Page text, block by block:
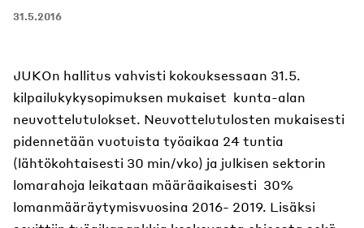
31.5.2016
JUKOn hallitus vahvisti kokouksessaan 31.5.
kilpailukykysopimuksen mukaiset kunta-alan
neuvottelutulokset. Neuvottelutulosten mukaisesti
pidennetään vuotuista työaikaa 24 tuntia
(lähtökohtaisesti 30 min/vko) ja julkisen sektorin
lomarahoja leikataan määräaikaisesti 30%
lomanmääräytymisvuosina 2016- 2019. Lisäksi